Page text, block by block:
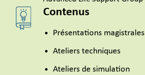
Contenus
Présentations magistrales
Ateliers techniques
Ateliers de simulation